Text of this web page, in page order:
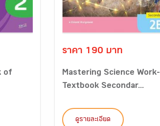
of
ราคา 190 บาท
Mastering Science Work-
Textbook Secondar...
ดูรายละเอียด